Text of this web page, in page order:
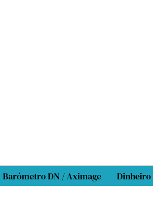
Barómetro DN / Aximage Dinheiro